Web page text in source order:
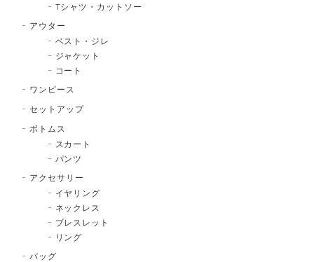
Tシャツ・カットソー
アウター
ベスト・ジレ
ジャケット
コート
ワンピース
セットアップ
ボトムス
スカート
パンツ
アクセサリー
イヤリング
ネックレス
ブレスレット
リング
バッグ